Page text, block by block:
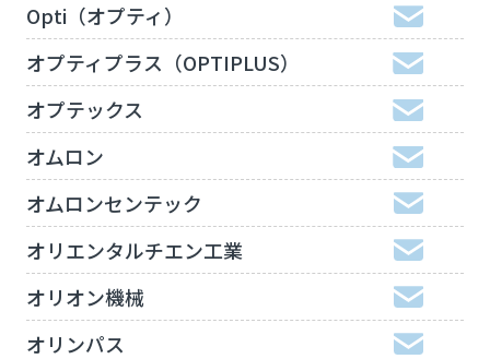
Opti（オプティ）
オプティプラス（OPTIPLUS）
オプテックス
オムロン
オムロンセンテック
オリエンタルチエン工業
オリオン機械
オリンパス